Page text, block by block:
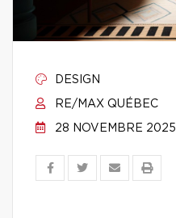
DESIGN
RE/MAX QUÉBEC
28 NOVEMBRE 2025